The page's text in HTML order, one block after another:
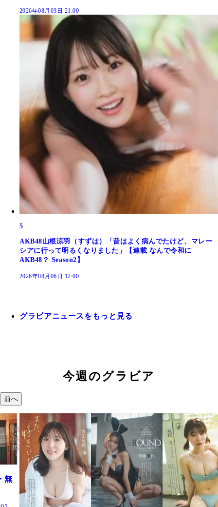
2026年08月03日 21:00
5
AKB48山根涼羽（すずは）「昔はよく病んでたけど、マレー
シアに行って明るくなりました」【連載 なんで令和に
AKB48？ Season2】
2026年08月06日 12:00
グラビアニュースをもっと見る
今週のグラビア
前へ